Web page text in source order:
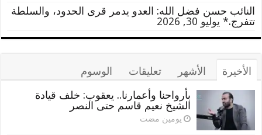
النائب حسن فضل الله: العدو يدمر قرى الحدود، والسلطة
تتفرج.* يوليو 30, 2026
الأخيرة الأشهر تعليقات
الوسوم
بأرواحنا وأعمارنا.. يعقوب: خلف قيادة
الشيخ نعيم قاسم حتى النصر
‏يومين مضت